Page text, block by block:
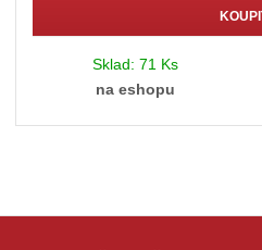
Sklad: 71 Ks
na eshopu